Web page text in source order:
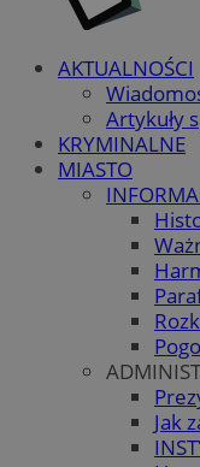
AKTUALNOŚCI
Artykuły
KRYMINALNE
MIASTO
Jak